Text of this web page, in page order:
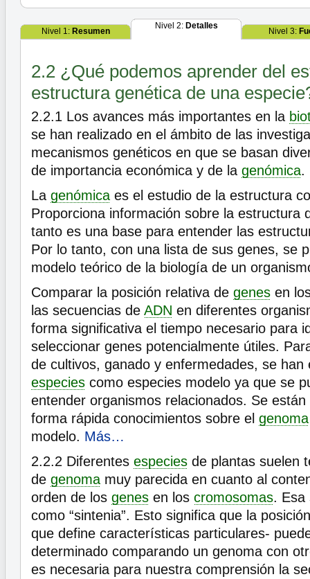
Nivel 1: Resumen
Nivel 2: Detalles
Nivel 3:
2.2 ¿Qué podemos aprender del
estructura genética de una
2.2.1 Los avances más importantes en la
se han realizado en el ámbito de las
mecanismos genéticos en que se basan
de importancia económica y de la genómica.
La genómica es el estudio de la estructura
Proporciona información sobre la estructura
tanto es una base para entender las
Por lo tanto, con una lista de sus genes, se
modelo teórico de la biología de un
Comparar la posición relativa de genes en
las secuencias de ADN en diferentes
forma significativa el tiempo necesario para
seleccionar genes potencialmente útiles.
de cultivos, ganado y enfermedades, se han
especies como especies modelo ya que se
entender organismos relacionados. Se
forma rápida conocimientos sobre el genoma
modelo. Más…
2.2.2 Diferentes especies de plantas suelen
de genoma muy parecida en cuanto al
orden de los genes en los cromosomas. Esa
como “sintenia”. Esto significa que la
que define características particulares-
determinado comparando un genoma con
es necesaria para nuestra comprensión la